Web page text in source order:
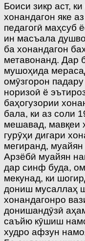
Боиси зикр аст,
хонандагон яке
педагогӣ маҳсуб
ин масъала
ба хонандагон
метавонанд. Дар
мушоҳида
омӯзгорон
норизоӣ ё
баҳогузории
бала, ки аз соли
мешавад, мавқеи
гурӯҳи дигари
мегиранд,
Арзёбӣ муайян
дар синф буда,
мекунад, ки
дониш мусаллаҳ
хонандагонро
донишандӯзӣ
саъйю кӯшиш
худро афзун